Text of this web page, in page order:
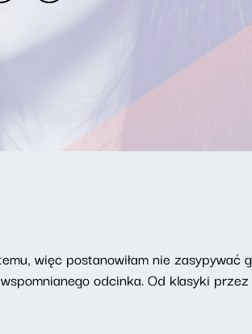
więc postanowiłam nie zasypywać
odcinka. Od klasyki